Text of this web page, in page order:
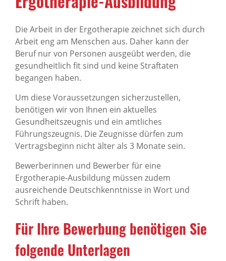
Die Arbeit in der Ergotherapie zeichnet sich durch
Arbeit eng am Menschen aus. Daher kann der
Beruf nur von Personen ausgeübt werden, die
gesundheitlich fit sind und keine Straftaten
begangen haben.
Um diese Voraussetzungen sicherzustellen,
benötigen wir von Ihnen ein aktuelles
Gesundheitszeugnis und ein amtliches
Führungszeugnis. Die Zeugnisse dürfen zum
Vertragsbeginn nicht älter als 3 Monate sein.
Bewerberinnen und Bewerber für eine
Ergotherapie-Ausbildung müssen zudem
ausreichende Deutschkenntnisse in Wort und
Schrift haben.
Für Ihre Bewerbung benötigen Sie
folgende Unterlagen